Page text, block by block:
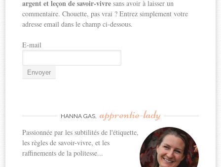
argent et leçon de savoir-vivre sans avoir à laisser un
commentaire. Chouette, pas vrai ? Entrez simplement votre
adresse email dans le champ ci-dessous.
E-mail
HANNA GAS, apprentie-lady
Passionnée par les subtilités de l'étiquette,
les règles de savoir-vivre, et les
raffinements de la politesse...